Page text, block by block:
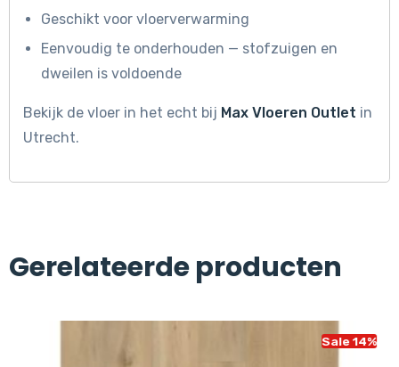
Geschikt voor vloerverwarming
Eenvoudig te onderhouden — stofzuigen en
dweilen is voldoende
Bekijk de vloer in het echt bij Max Vloeren Outlet in
Utrecht.
Gerelateerde producten
Sale 14%